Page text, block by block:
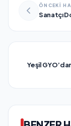
ÖNCEKİ
Sanatçı
Yeşil